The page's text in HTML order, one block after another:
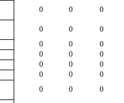
0 0
0
0 0
0
0 0
0
0 0
0
0 0
0
0 0
0
0 0
0